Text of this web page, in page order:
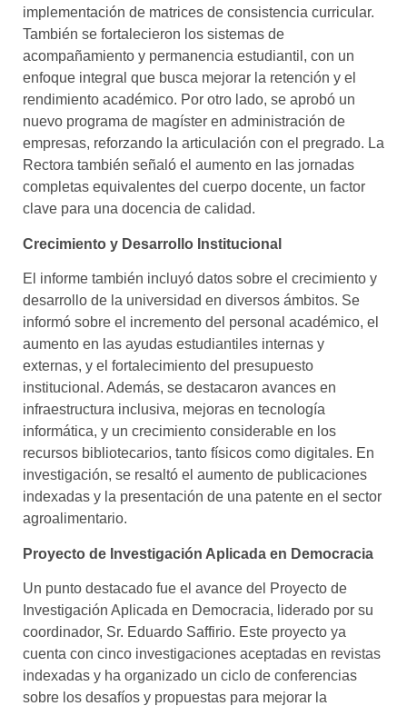
implementación de matrices de consistencia curricular.
También se fortalecieron los sistemas de
acompañamiento y permanencia estudiantil, con un
enfoque integral que busca mejorar la retención y el
rendimiento académico. Por otro lado, se aprobó un
nuevo programa de magíster en administración de
empresas, reforzando la articulación con el pregrado. La
Rectora también señaló el aumento en las jornadas
completas equivalentes del cuerpo docente, un factor
clave para una docencia de calidad.
Crecimiento y Desarrollo Institucional
El informe también incluyó datos sobre el crecimiento y
desarrollo de la universidad en diversos ámbitos. Se
informó sobre el incremento del personal académico, el
aumento en las ayudas estudiantiles internas y
externas, y el fortalecimiento del presupuesto
institucional. Además, se destacaron avances en
infraestructura inclusiva, mejoras en tecnología
informática, y un crecimiento considerable en los
recursos bibliotecarios, tanto físicos como digitales. En
investigación, se resaltó el aumento de publicaciones
indexadas y la presentación de una patente en el sector
agroalimentario.
Proyecto de Investigación Aplicada en Democracia
Un punto destacado fue el avance del Proyecto de
Investigación Aplicada en Democracia, liderado por su
coordinador, Sr. Eduardo Saffirio. Este proyecto ya
cuenta con cinco investigaciones aceptadas en revistas
indexadas y ha organizado un ciclo de conferencias
sobre los desafíos y propuestas para mejorar la